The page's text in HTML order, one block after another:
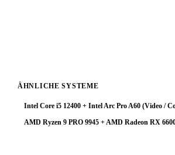
ÄHNLICHE SYSTEME
Intel Core i5 12400 + Intel Arc Pro A60 (Video /
AMD Ryzen 9 PRO 9945 + AMD Radeon RX